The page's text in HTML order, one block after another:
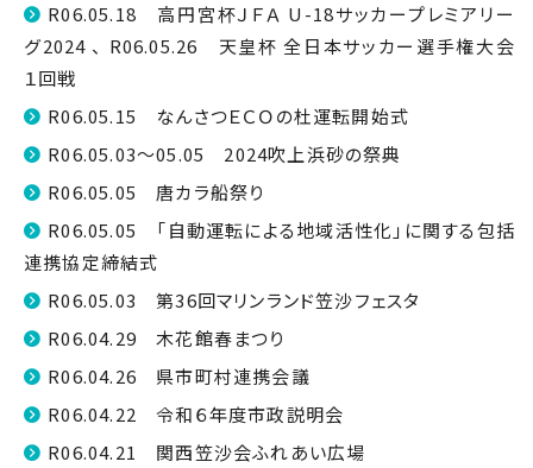
R06.05.18 高円宮杯ＪＦＡ U-18サッカープレミアリー
グ2024 、 R06.05.26 天皇杯 全日本サッカー選手権大会
１回戦
R06.05.15 なんさつＥＣＯの杜運転開始式
R06.05.03～05.05 2024吹上浜砂の祭典
R06.05.05 唐カラ船祭り
R06.05.05 「自動運転による地域活性化」に関する包括
連携協定締結式
R06.05.03 第36回マリンランド笠沙フェスタ
R06.04.29 木花館春まつり
R06.04.26 県市町村連携会議
R06.04.22 令和６年度市政説明会
R06.04.21 関西笠沙会ふれあい広場